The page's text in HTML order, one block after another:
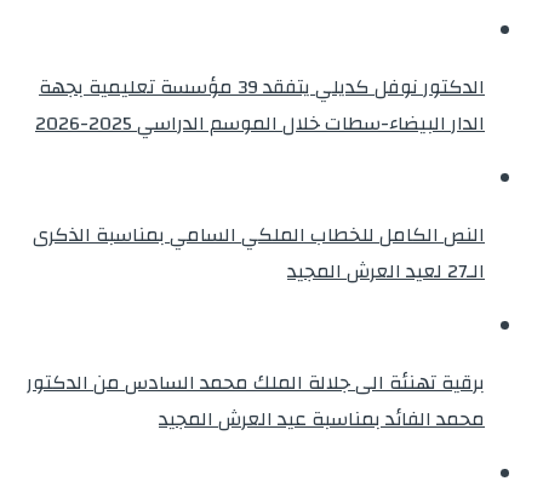
الدكتور نوفل كديلي يتفقد 39 مؤسسة تعليمية بجهة
الدار البيضاء-سطات خلال الموسم الدراسي 2025-2026
النص الكامل للخطاب الملكي السامي بمناسبة الذكرى
الـ27 لعيد العرش المجيد
برقية تهنئة الى جلالة الملك محمد السادس من الدكتور
محمد الفائد بمناسبة عيد العرش المجيد